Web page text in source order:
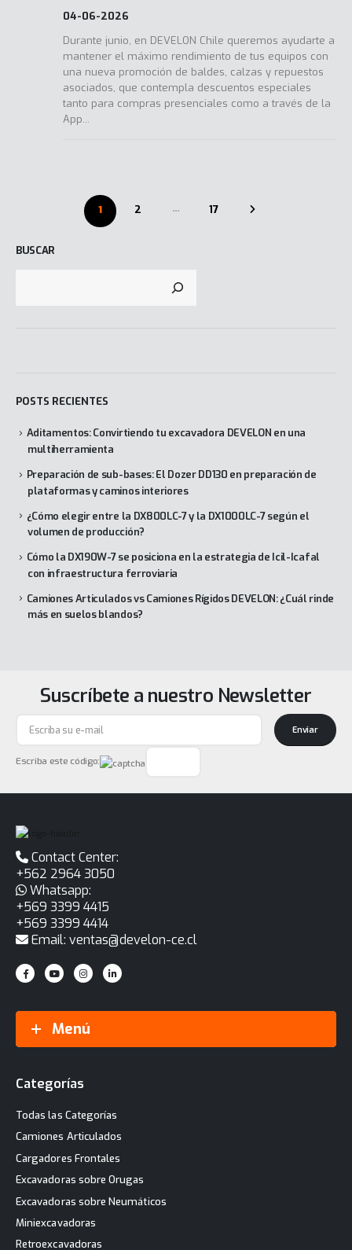
04-06-2026
Durante junio, en DEVELON Chile queremos ayudarte a
mantener el máximo rendimiento de tus equipos con
una nueva promoción de baldes, calzas y repuestos
asociados, que contempla descuentos especiales
tanto para compras presenciales como a través de la
App...
1 2 … 17
BUSCAR
POSTS RECIENTES
Aditamentos: Convirtiendo tu excavadora DEVELON en una
multiherramienta
Preparación de sub-bases: El Dozer DD130 en preparación de
plataformas y caminos interiores
¿Cómo elegir entre la DX800LC-7 y la DX1000LC-7 según el
volumen de producción?
Cómo la DX190W-7 se posiciona en la estrategia de Icil-Icafal
con infraestructura ferroviaria
Camiones Articulados vs Camiones Rígidos DEVELON: ¿Cuál rinde
más en suelos blandos?
Suscríbete a nuestro Newsletter
Escriba este código:
Enviar
Contact Center:
+562 2964 3050
Whatsapp:
+569 3399 4415
+569 3399 4414
Email: ventas@develon-ce.cl
Menú
Categorías
Todas las Categorías
Camiones Articulados
Cargadores Frontales
Excavadoras sobre Orugas
Excavadoras sobre Neumáticos
Miniexcavadoras
Retroexcavadoras